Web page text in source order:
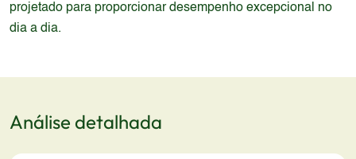
projetado para proporcionar desempenho excepcional no
dia a dia.
Análise detalhada